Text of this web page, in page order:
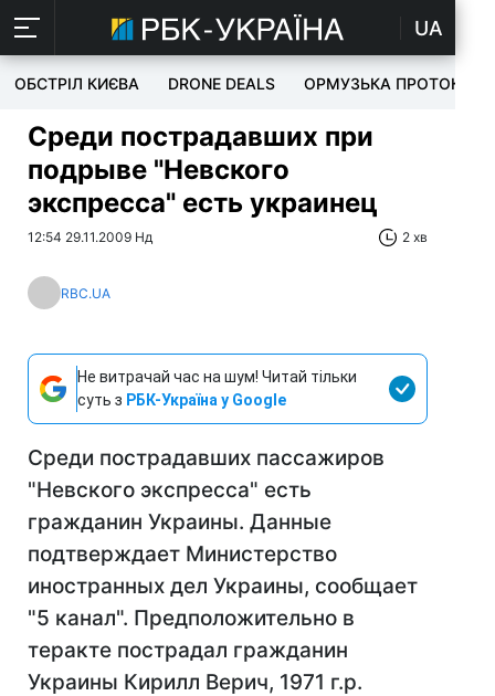
UA
ОБСТРІЛ КИЄВА DRONE DEALS ОРМУЗЬКА ПРОТОКА
Среди пострадавших при
подрыве "Невского
экспресса" есть украинец
12:54 29.11.2009 Нд 2 хв
RBC.UA
Не витрачай час на шум! Читай тільки
суть з РБК-Україна у Google
Среди пострадавших пассажиров
"Невского экспресса" есть
гражданин Украины. Данные
подтверждает Министерство
иностранных дел Украины, сообщает
"5 канал". Предположительно в
теракте пострадал гражданин
Украины Кирилл Верич, 1971 г.р.